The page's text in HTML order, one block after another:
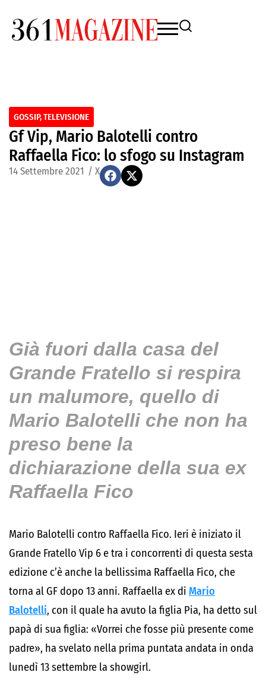
GOSSIP,TELEVISIONE
Gf Vip, Mario Balotelli contro
Raffaella Fico: lo sfogo su Instagram
14 Settembre 2021 / X
Già fuori dalla casa del
Grande Fratello si respira
un malumore, quello di
Mario Balotelli che non ha
preso bene la
dichiarazione della sua ex
Raffaella Fico
Mario Balotelli contro Raffaella Fico. Ieri è iniziato il
Grande Fratello Vip 6 e tra i concorrenti di questa sesta
edizione c’è anche la bellissima Raffaella Fico, che
torna al GF dopo 13 anni. Raffaella ex di Mario
Balotelli, con il quale ha avuto la figlia Pia, ha detto sul
papà di sua figlia: «Vorrei che fosse più presente come
padre», ha svelato nella prima puntata andata in onda
lunedì 13 settembre la showgirl.